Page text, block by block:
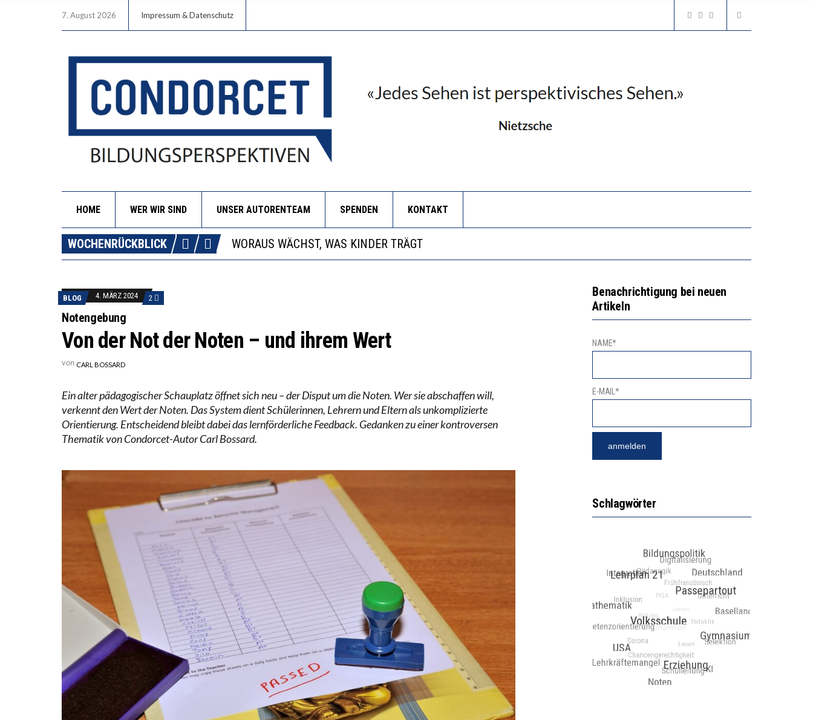
7. August 2026 Impressum & Datenschutz
HOME WER WIR SIND UNSER AUTORENTEAM SPENDEN KONTAKT
WOCHENRÜCKBLICK
DIE GANZE HILFLOSIGKEIT DES BILDUNGSBÜRGERTUMS
WORAUS WÄCHST, WAS KINDER TRÄGT
“WIR BEOBACHTEN EINEN REGELRECHTEN STURZFLUG BEI DEN LERNLEISTUNGEN”
BLOG 4. MÄRZ 2024 2
Notengebung
Von der Not der Noten – und ihrem Wert
von CARL BOSSARD
Ein alter pädagogischer Schauplatz öffnet sich neu – der Disput um die Noten. Wer sie abschaffen will,
verkennt den Wert der Noten. Das System dient Schülerinnen, Lehrern und Eltern als unkomplizierte
Orientierung. Entscheidend bleibt dabei das lernförderliche Feedback. Gedanken zu einer kontroversen
Thematik von Condorcet-Autor Carl Bossard.
Benachrichtigung bei neuen
Artikeln
NAME*
E-MAIL*
Schlagwörter